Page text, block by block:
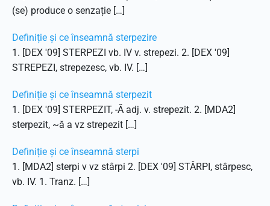
(se) produce o senzație […]
Definiție și ce înseamnă sterpezire
1. [DEX '09] STERPEZI vb. IV v. strepezi. 2. [DEX '09]
STREPEZI, strepezesc, vb. IV. […]
Definiție și ce înseamnă sterpezit
1. [DEX '09] STERPEZIT, -Ă adj. v. strepezit. 2. [MDA2]
sterpezit, ~ă a vz strepezit […]
Definiție și ce înseamnă sterpi
1. [MDA2] sterpi v vz stârpi 2. [DEX '09] STÂRPI, stârpesc,
vb. IV. 1. Tranz. […]